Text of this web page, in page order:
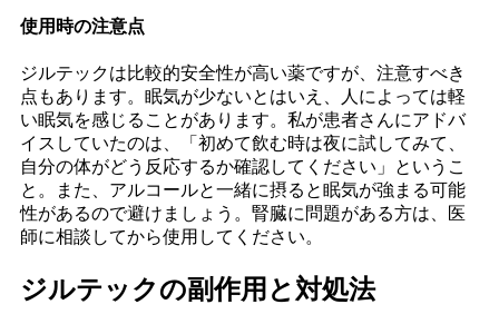
使用時の注意点
ジルテックは比較的安全性が高い薬ですが、注意すべき
点もあります。眠気が少ないとはいえ、人によっては軽
い眠気を感じることがあります。私が患者さんにアドバ
イスしていたのは、「初めて飲む時は夜に試してみて、
自分の体がどう反応するか確認してください」というこ
と。また、アルコールと一緒に摂ると眠気が強まる可能
性があるので避けましょう。腎臓に問題がある方は、医
師に相談してから使用してください。
ジルテックの副作用と対処法